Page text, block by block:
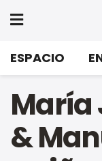
ESPACIO
María
&